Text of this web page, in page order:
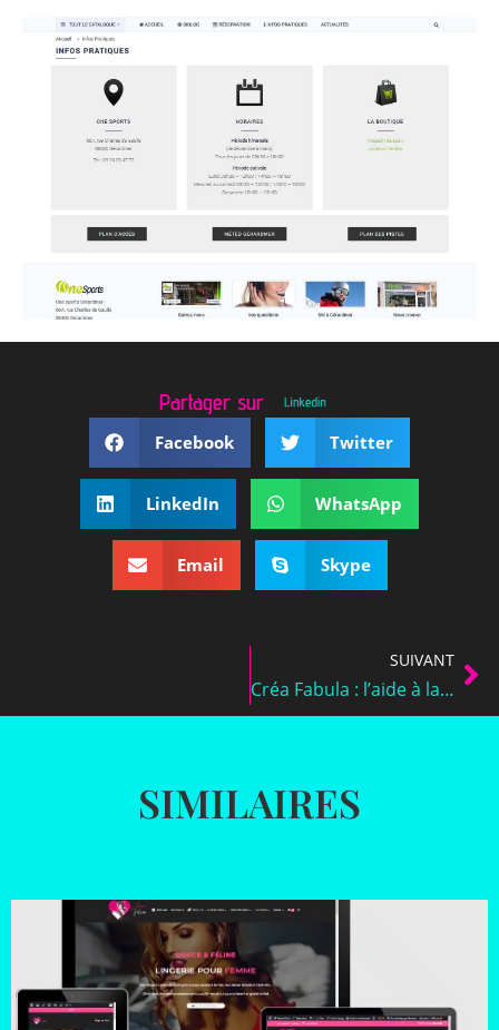
Partager sur Linkedin
Facebook Twitter
LinkedIn WhatsApp
Email Skype
SUIVANT
Créa Fabula : l’aide à la création d’entreprise
SIMILAIRES